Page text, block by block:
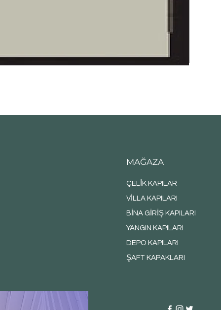
MAĞAZA
ÇELİK KAPILAR
VİLLA KAPILARI
BİNA GİRİŞ KAPILARI
YANGIN KAPILARI
DEPO KAPILARI
ŞAFT KAPAKLARI